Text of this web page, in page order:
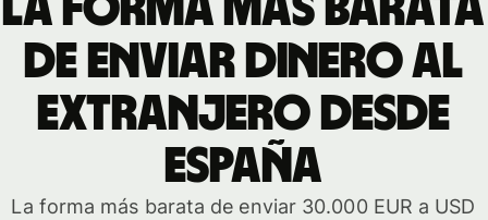
La forma más barata
de enviar dinero al
extranjero desde
España
La forma más barata de enviar 30.000 EUR a USD